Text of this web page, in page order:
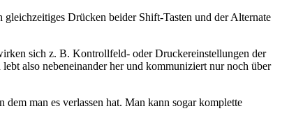
Drücken beider Shift-Tasten und der Alternate
sich z. B. Kontrollfeld- oder Druckereinstellungen der
also nebeneinander her und kommuniziert nur noch über
man es verlassen hat. Man kann sogar komplette